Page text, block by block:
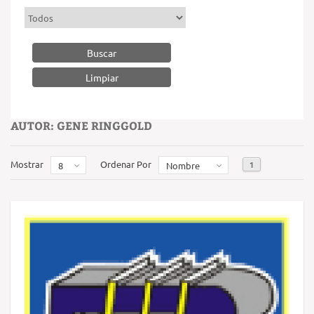
Buscar
AUTOR: GENE RINGGOLD
Mostrar 8 Ordenar Por Nombre 1